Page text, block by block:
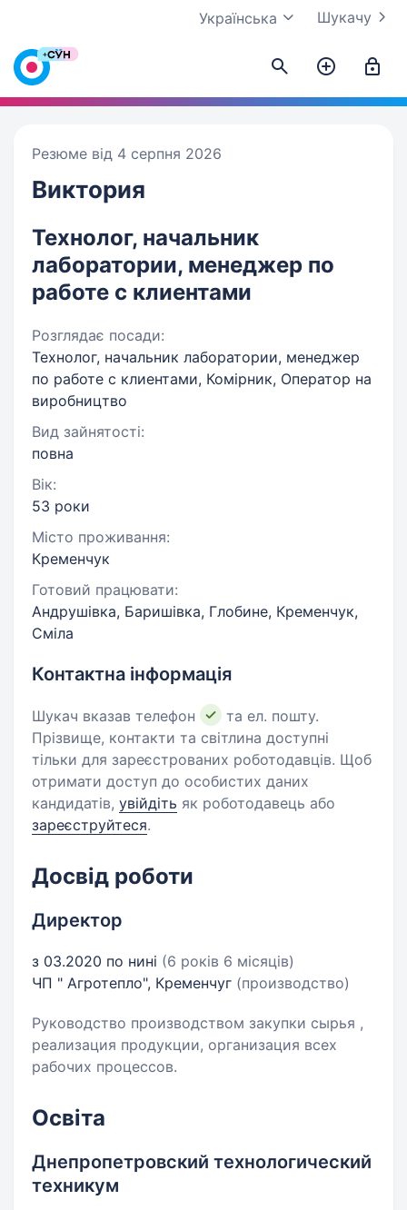
Шукачу
Українська
Резюме від 4 серпня 2026
Виктория
Технолог, начальник
лаборатории, менеджер по
работе с клиентами
Розглядає посади:
Технолог, начальник лаборатории, менеджер
по работе с клиентами, Комірник, Оператор на
виробництво
Вид зайнятості:
повна
Вік:
53 роки
Місто проживання:
Кременчук
Готовий працювати:
Андрушівка, Баришівка, Глобине, Кременчук,
Сміла
Контактна інформація
Шукач вказав телефон
та ел. пошту.
Прізвище, контакти та світлина доступні
тільки для зареєстрованих роботодавців. Щоб
отримати доступ до особистих даних
кандидатів, увійдіть як роботодавець або
зареєструйтеся.
Досвід роботи
Директор
з 03.2020 по нині (6 років 6 місяців)
ЧП " Агротепло", Кременчуг (производство)
Руководство производством закупки сырья ,
реализация продукции, организация всех
рабочих процессов.
Освіта
Днепропетровский технологический
техникум